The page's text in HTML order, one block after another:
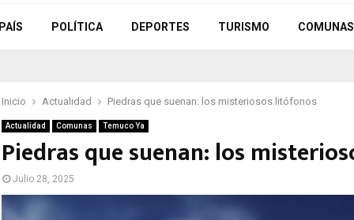
PAÍS POLÍTICA DEPORTES TURISMO COMUNAS
Inicio Actualidad Piedras que suenan: los misteriosos litófonos
Actualidad Comunas Temuco Ya
Piedras que suenan: los
Julio 28, 2025